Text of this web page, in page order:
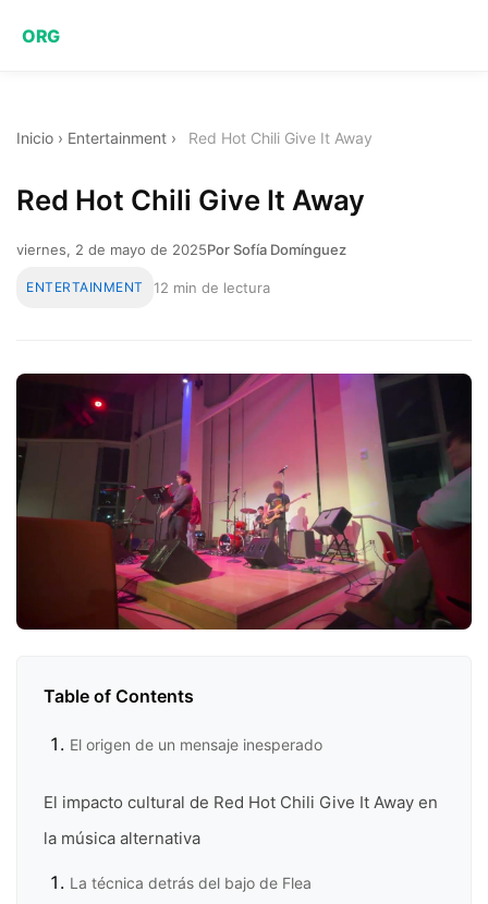
ORG
Inicio › Entertainment › Red Hot Chili Give It Away
Red Hot Chili Give It Away
viernes, 2 de mayo de 2025Por Sofía Domínguez
ENTERTAINMENT 12 min de lectura
Table of Contents
El origen de un mensaje inesperado
El impacto cultural de Red Hot Chili Give It Away en
la música alternativa
La técnica detrás del bajo de Flea